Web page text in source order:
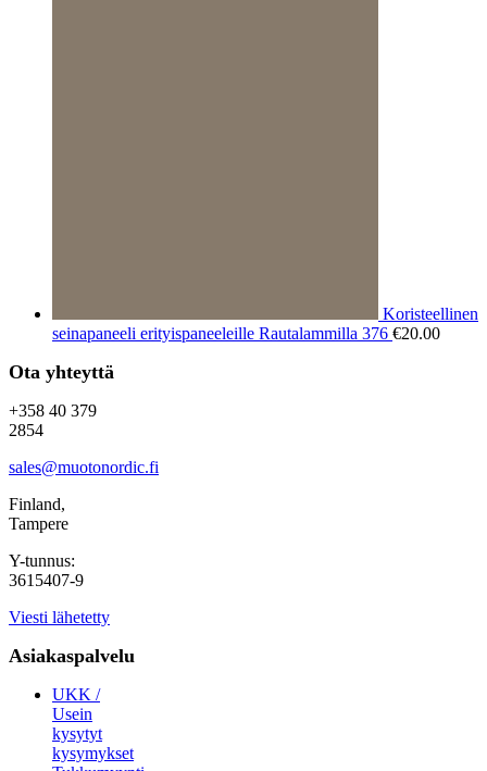
Koristeellinen
seinapaneeli erityispaneeleille Rautalammilla 376 €20.00
Ota yhteyttä
+358 40 379
2854
sales@muotonordic.fi
Finland,
Tampere
Y-tunnus:
3615407-9
Viesti lähetetty
Asiakaspalvelu
UKK /
Usein
kysytyt
kysymykset